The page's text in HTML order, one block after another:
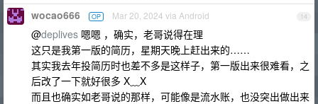
14
wocao666 OP Mar 20, 2024 via Android
@deplives 嗯嗯 ，确实，老哥说得在理
这只是我第一版的简历，星期天晚上赶出来的……
其实我去年投简历时也差不多是这样子，第一版出来很难看，之
后改了一下就好很多 X﹏X
而且也确实如老哥说的那样，可能像是流水账，也没突出做出来